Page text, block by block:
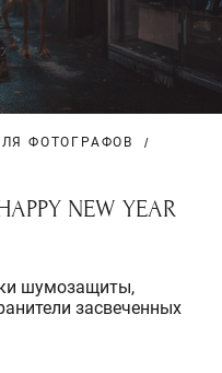
ФОТОГРАФОВ
NEW YEAR
шумозащиты,
засвеченных